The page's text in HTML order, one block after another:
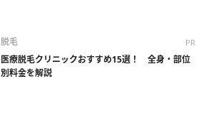
脱毛 PR
医療脱毛クリニックおすすめ15選！ 全身・部位
別料金を解説